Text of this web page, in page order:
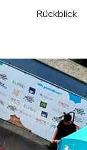
Rückblick